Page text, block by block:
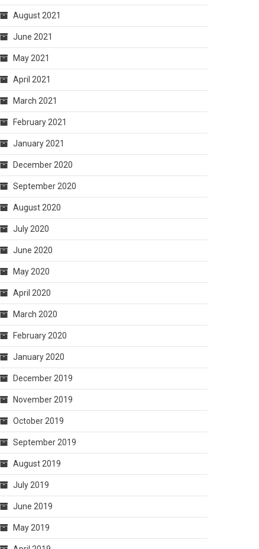
August 2021
June 2021
May 2021
April 2021
March 2021
February 2021
January 2021
December 2020
September 2020
August 2020
July 2020
June 2020
May 2020
April 2020
March 2020
February 2020
January 2020
December 2019
November 2019
October 2019
September 2019
August 2019
July 2019
June 2019
May 2019